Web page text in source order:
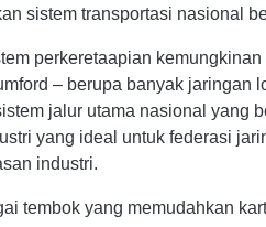
sistem transportasi nasional
perkeretaapian kemungkinan
– berupa banyak jaringan
jalur utama nasional yang
yang ideal untuk federasi
industri.
tembok yang memudahkan